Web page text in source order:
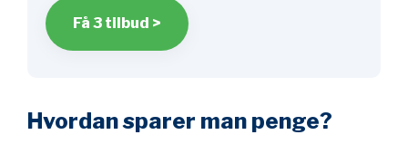
Få 3 tilbud >
Hvordan sparer man penge?